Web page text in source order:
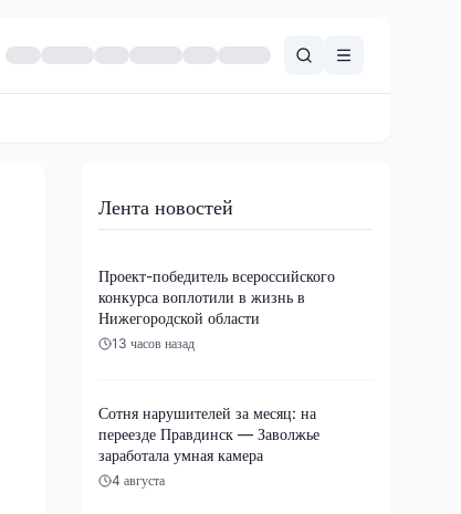
Лента новостей
Проект-победитель всероссийского
конкурса воплотили в жизнь в
Нижегородской области
13 часов назад
Сотня нарушителей за месяц: на
переезде Правдинск — Заволжье
заработала умная камера
4 августа